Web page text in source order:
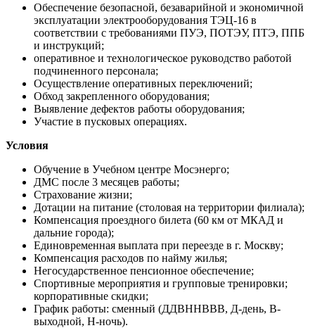
Обеспечение безопасной, безаварийной и экономичной
эксплуатации электрооборудования ТЭЦ-16 в
соответствии с требованиями ПУЭ, ПОТЭУ, ПТЭ, ППБ
и инструкций;
оперативное и технологическое руководство работой
подчиненного персонала;
Осуществление оперативных переключений;
Обход закрепленного оборудования;
Выявление дефектов работы оборудования;
Участие в пусковых операциях.
Условия
Обучение в Учебном центре Мосэнерго;
ДМС после 3 месяцев работы;
Страхование жизни;
Дотации на питание (столовая на территории филиала);
Компенсация проездного билета (60 км от МКАД и
дальние города);
Единовременная выплата при переезде в г. Москву;
Компенсация расходов по найму жилья;
Негосударственное пенсионное обеспечение;
Спортивные мероприятия и групповые тренировки;
корпоративные скидки;
График работы: сменный (ДДВННВВВ, Д-день, В-
выходной, Н-ночь).